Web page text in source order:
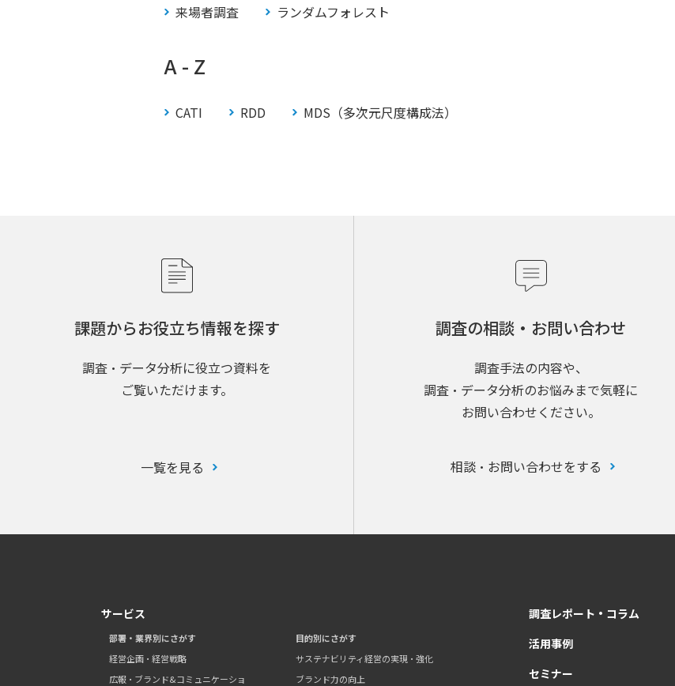
来場者調査 ランダムフォレスト
A - Z
CATI RDD MDS（多次元尺度構成法）
課題からお役立ち情報を探す
調査・データ分析に役立つ資料を
ご覧いただけます。
一覧を見る
調査の相談・お問い合わせ
調査手法の内容や、
調査・データ分析のお悩みまで気軽に
お問い合わせください。
相談・お問い合わせをする
サービス
部署・業界別にさがす
経営企画・経営戦略
広報・ブランド&コミュニケーショ
目的別にさがす
サステナビリティ経営の実現・強化
ブランド力の向上
調査レポート・コラム
活用事例
セミナー